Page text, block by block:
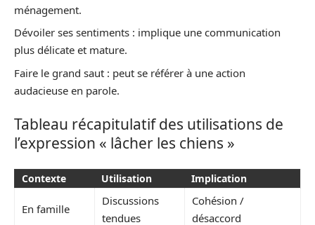
ménagement.
Dévoiler ses sentiments : implique une communication
plus délicate et mature.
Faire le grand saut : peut se référer à une action
audacieuse en parole.
Tableau récapitulatif des utilisations de
l’expression « lâcher les chiens »
Contexte Utilisation Implication
En famille
Discussions
tendues
Cohésion /
désaccord